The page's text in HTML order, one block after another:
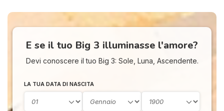
E se il tuo Big 3 illuminasse l'amore?
Devi conoscere il tuo Big 3: Sole, Luna, Ascendente.
LA TUA DATA DI NASCITA